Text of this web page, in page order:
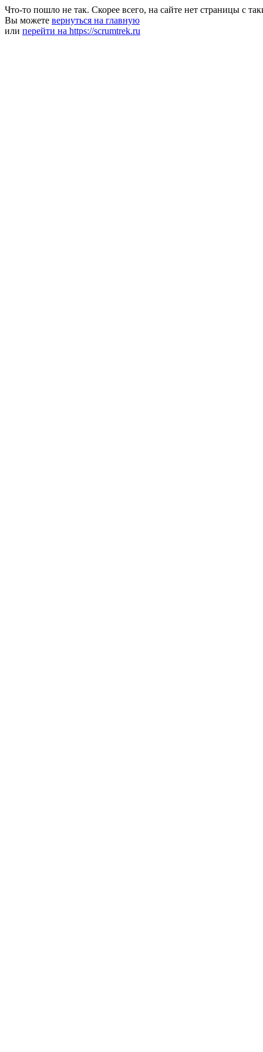
Что-то пошло не так. Скорее всего, на сайте нет страницы с
Вы можете вернуться на главную
или перейти на https://scrumtrek.ru